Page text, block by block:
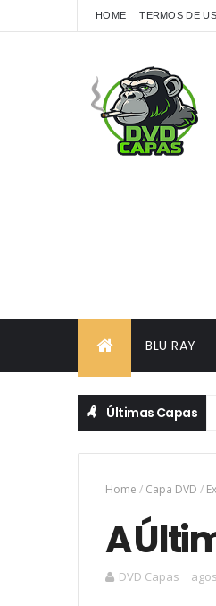
HOME TERMOS DE
BLU RAY
Últimas Capas
Home / Capa DVD /
A
DVD Capas